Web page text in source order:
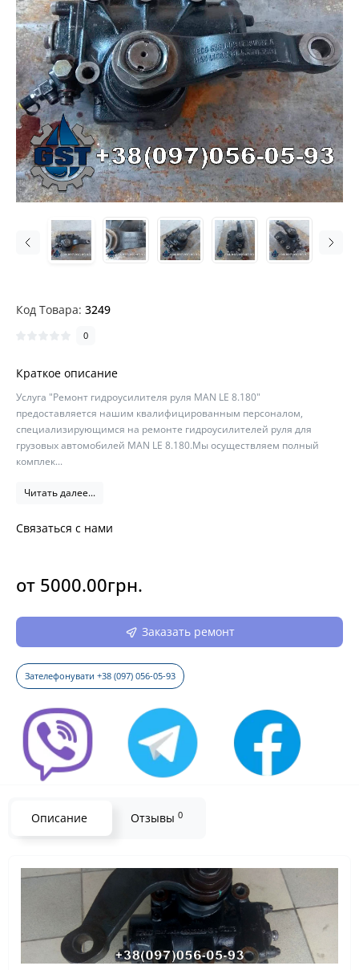
Код Товара: 3249
0
Краткое описание
Услуга "Ремонт гидроусилителя руля MAN LE 8.180"
предоставляется нашим квалифицированным персоналом,
специализирующимся на ремонте гидроусилителей руля для
грузовых автомобилей MAN LE 8.180.Мы осуществляем полный
комплек...
Читать далее...
Связаться с нами
от 5000.00грн.
Заказать ремонт
Зателефонувати +38 (097) 056-05-93
Описание Отзывы 0